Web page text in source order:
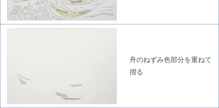
舟のねずみ色部分を重ねて
摺る